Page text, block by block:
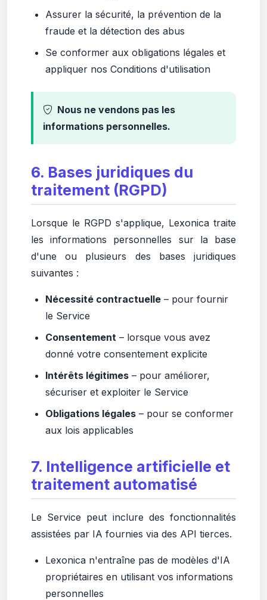
Assurer la sécurité, la prévention de la
fraude et la détection des abus
Se conformer aux obligations légales et
appliquer nos Conditions d'utilisation
Nous ne vendons pas les
informations personnelles.
6. Bases juridiques du
traitement (RGPD)
Lorsque le RGPD s'applique, Lexonica traite
les informations personnelles sur la base
d'une ou plusieurs des bases juridiques
suivantes :
Nécessité contractuelle – pour fournir
le Service
Consentement – lorsque vous avez
donné votre consentement explicite
Intérêts légitimes – pour améliorer,
sécuriser et exploiter le Service
Obligations légales – pour se conformer
aux lois applicables
7. Intelligence artificielle et
traitement automatisé
Le Service peut inclure des fonctionnalités
assistées par IA fournies via des API tierces.
Lexonica n'entraîne pas de modèles d'IA
propriétaires en utilisant vos informations
personnelles